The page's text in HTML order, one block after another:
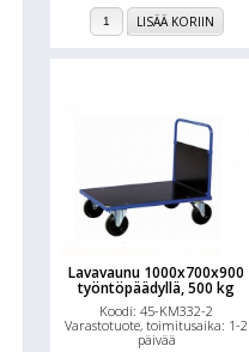
LISÄÄ KORIIN
Lavavaunu 1000x700x900
työntöpäädyllä, 500 kg
Koodi: 45-KM332-2
Varastotuote, toimitusaika: 1-2
päivää